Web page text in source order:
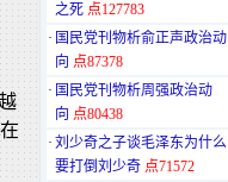
之死 点127783
· 国民党刊物析俞正声政治动
向 点87378
· 国民党刊物析周强政治动
向 点80438
· 刘少奇之子谈毛泽东为什么
要打倒刘少奇 点71572